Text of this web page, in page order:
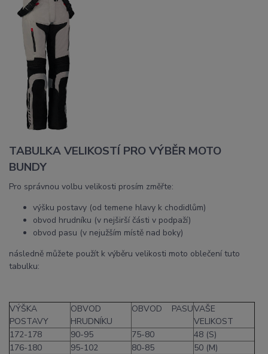
TABULKA VELIKOSTÍ PRO VÝBĚR MOTO
BUNDY
Pro správnou volbu velikosti prosím změřte:
výšku postavy (od temene hlavy k chodidlům)
obvod hrudníku (v nejširší části v podpaží)
obvod pasu (v nejužším místě nad boky)
následně můžete použít k výběru velikosti moto oblečení tuto
tabulku:
VÝŠKA
POSTAVY
OBVOD
HRUDNÍKU
OBVOD PASUVAŠE
VELIKOST
172-178
90-95 75-80
48 (S)
176-180
95-102 80-85
50 (M)